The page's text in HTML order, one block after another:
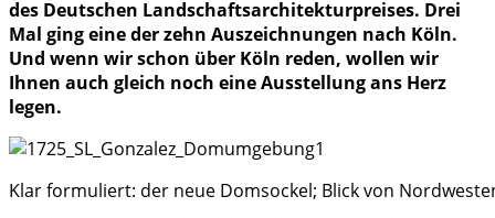
des Deutschen Landschaftsarchitekturpreises. Drei
Mal ging eine der zehn Auszeichnungen nach Köln.
Und wenn wir schon über Köln reden, wollen wir
Ihnen auch gleich noch eine Ausstellung ans Herz
legen.
Klar formuliert: der neue Domsockel; Blick von